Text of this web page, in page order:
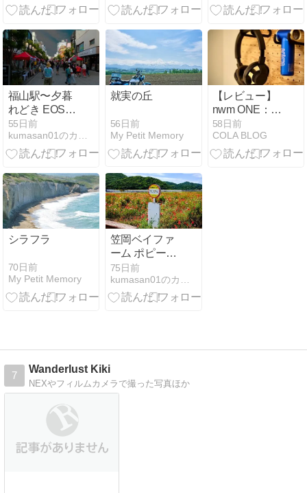
一応近目では
か？？？
L USM
福山駅〜夕暮
れどき EOS
5DMark IV
EF24-70mm
F2.8L USM
55日前
kumasan01のカメラブログ
就実の丘
56日前
My Petit Memory
【レビュー】
nwm ONE：耳
を開放する
「物理的な快
適さ」と、オ
58日前
COLA BLOG
シラフラ
70日前
My Petit Memory
笠岡ベイファ
ーム ポピー
X100VI Velvia
75日前
7
Wanderlust Kiki
NEXやフィルムカメラで撮った写真ほか